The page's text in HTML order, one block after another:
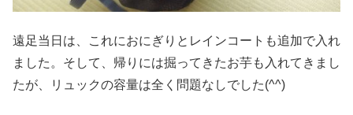
遠足当日は、これにおにぎりとレインコートも追加で入れ
ました。そして、帰りには掘ってきたお芋も入れてきまし
たが、リュックの容量は全く問題なしでした(^^)